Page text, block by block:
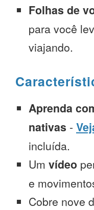
Folhas de
para você
viajando.
Aprenda
nativas -
incluída.
Um vídeo
e
Cobre nove